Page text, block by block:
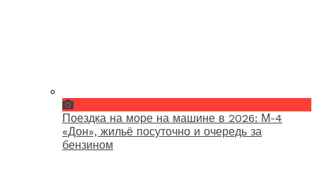
Поездка на море на машине в 2026: М-4
«Дон», жильё посуточно и очередь за
бензином